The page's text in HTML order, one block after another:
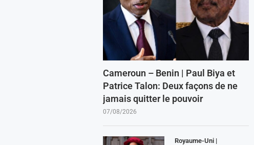
Cameroun – Benin | Paul Biya et
Patrice Talon: Deux façons de ne
jamais quitter le pouvoir
07/08/2026
Royaume-Uni |